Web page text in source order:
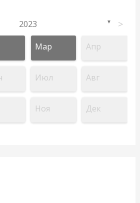
2023 ▼ >
Мар Апр
Июл Авг
Ноя Дек